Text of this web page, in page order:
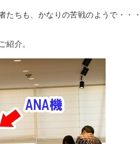
ちも、かなりの苦戦のようで・・・
介。